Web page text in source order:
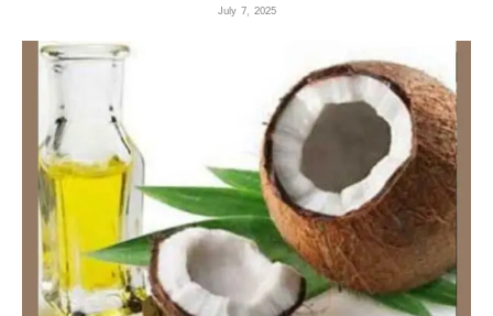
July 7, 2025